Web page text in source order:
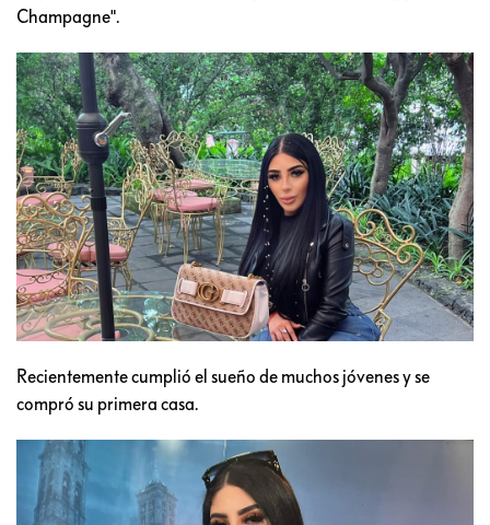
Champagne".
Recientemente cumplió el sueño de muchos jóvenes y se
compró su primera casa.